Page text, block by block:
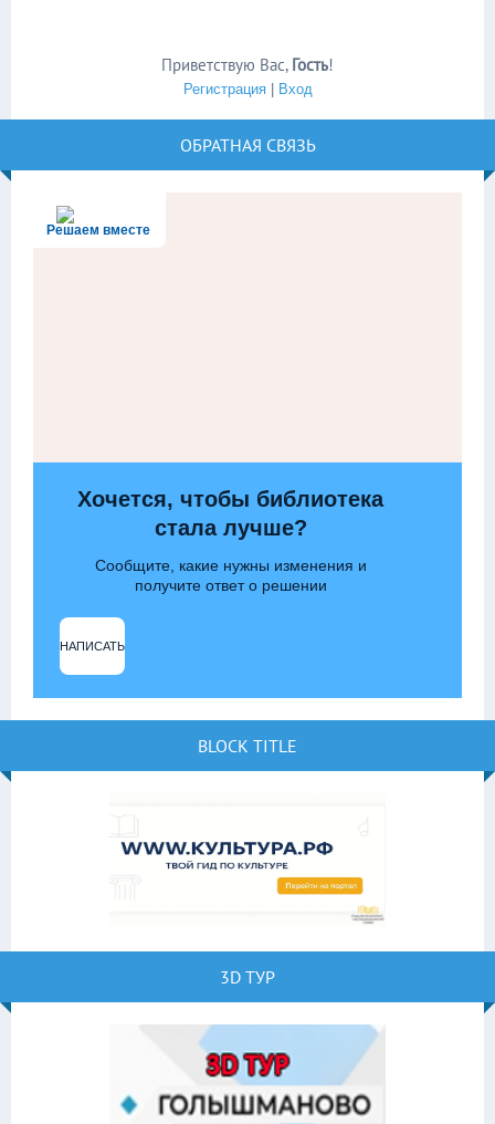
Приветствую Вас, Гость!
Регистрация| Вход
ОБРАТНАЯ СВЯЗЬ
Решаем вместе
Хочется, чтобы библиотека
стала лучше?
Сообщите, какие нужны изменения и
получите ответ о решении
НАПИСАТЬ
BLOCK TITLE
3D ТУР